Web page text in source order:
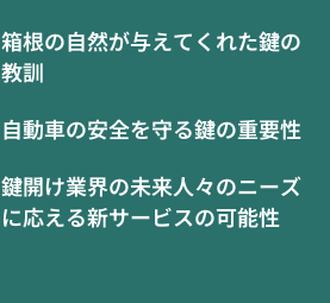
箱根の自然が与えてくれた鍵の
教訓
自動車の安全を守る鍵の重要性
鍵開け業界の未来人々のニーズ
に応える新サービスの可能性